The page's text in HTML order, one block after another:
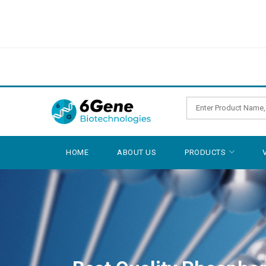
HOME ABOUT US PRODUCTS